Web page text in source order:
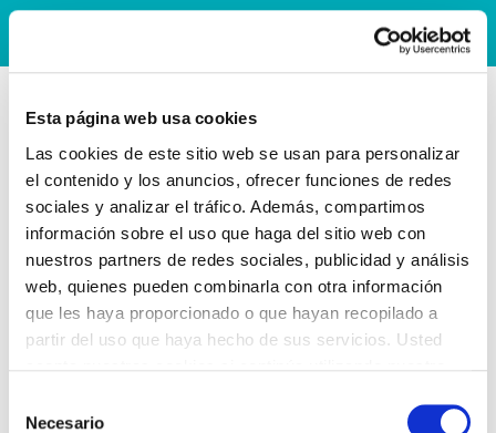
Esta página web usa cookies
Las cookies de este sitio web se usan para personalizar
el contenido y los anuncios, ofrecer funciones de redes
sociales y analizar el tráfico. Además, compartimos
información sobre el uso que haga del sitio web con
nuestros partners de redes sociales, publicidad y análisis
web, quienes pueden combinarla con otra información
que les haya proporcionado o que hayan recopilado a
partir del uso que haya hecho de sus servicios. Usted
Necesario